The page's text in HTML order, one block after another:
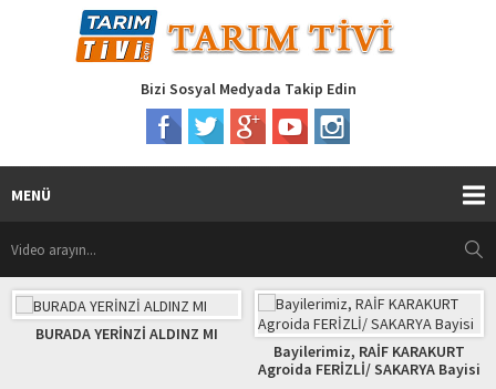
Bizi Sosyal Medyada Takip Edin
MENÜ
BURADA YERİNZİ ALDINZ MI
Bayilerimiz, RAİF KARAKURT
Agroida FERİZLİ/ SAKARYA Bayisi